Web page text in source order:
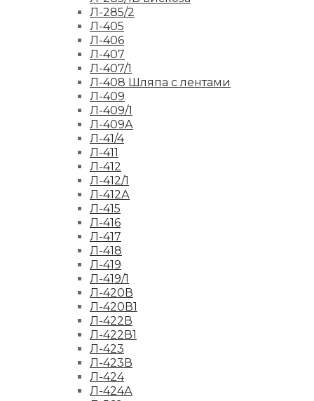
Л-285/2
Л-405
Л-406
Л-407
Л-407/1
Л-408 Шляпа с лентами
Л-409
Л-409/1
Л-409А
Л-41/4
Л-411
Л-412
Л-412/1
Л-412А
Л-415
Л-416
Л-417
Л-418
Л-419
Л-419/1
Л-420В
Л-420В1
Л-422В
Л-422В1
Л-423
Л-423В
Л-424
Л-424А